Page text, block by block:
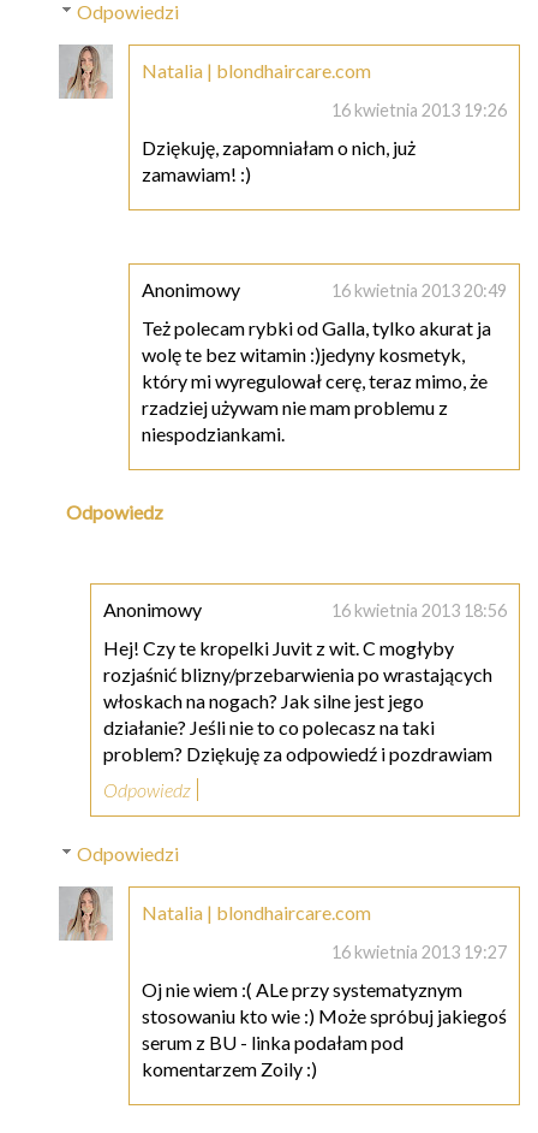
Odpowiedzi
Natalia | blondhaircare.com
16 kwietnia 2013 19:26
Dziękuję, zapomniałam o nich, już
zamawiam! :)
Anonimowy 16 kwietnia 2013 20:49
Też polecam rybki od Galla, tylko akurat ja
wolę te bez witamin :)jedyny kosmetyk,
który mi wyregulował cerę, teraz mimo, że
rzadziej używam nie mam problemu z
niespodziankami.
Odpowiedz
Anonimowy 16 kwietnia 2013 18:56
Hej! Czy te kropelki Juvit z wit. C mogłyby
rozjaśnić blizny/przebarwienia po wrastających
włoskach na nogach? Jak silne jest jego
działanie? Jeśli nie to co polecasz na taki
problem? Dziękuję za odpowiedź i pozdrawiam
Odpowiedz
Odpowiedzi
Natalia | blondhaircare.com
16 kwietnia 2013 19:27
Oj nie wiem :( ALe przy systematyznym
stosowaniu kto wie :) Może spróbuj jakiegoś
serum z BU - linka podałam pod
komentarzem Zoily :)